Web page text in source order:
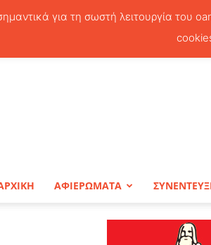
ΑΦΙΕΡΩΜΑΤΑ
για τη σωστή λειτουργία του